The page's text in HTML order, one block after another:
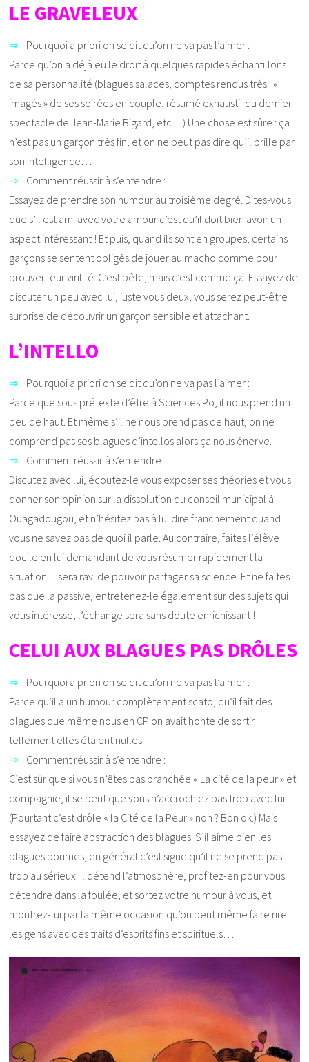
LE GRAVELEUX
⇒ Pourquoi a priori on se dit qu’on ne va pas l’aimer :
Parce qu’on a déjà eu le droit à quelques rapides échantillons
de sa personnalité (blagues salaces, comptes rendus très.. «
imagés » de ses soirées en couple, résumé exhaustif du dernier
spectacle de Jean-Marie Bigard, etc…) Une chose est sûre : ça
n’est pas un garçon très fin, et on ne peut pas dire qu’il brille par
son intelligence…
⇒
Comment réussir à s’entendre :
Essayez de prendre son humour au troisième degré. Dites-vous
que s’il est ami avec votre amour c’est qu’il doit bien avoir un
aspect intéressant ! Et puis, quand ils sont en groupes, certains
garçons se sentent obligés de jouer au macho comme pour
prouver leur virilité. C’est bête, mais c’est comme ça. Essayez de
discuter un peu avec lui, juste vous deux, vous serez peut-être
surprise de découvrir un garçon sensible et attachant.
L’INTELLO
⇒
Pourquoi a priori on se dit qu’on ne va pas l’aimer :
Parce que sous prétexte d’être à Sciences Po, il nous prend un
peu de haut. Et même s’il ne nous prend pas de haut, on ne
comprend pas ses blagues d’intellos alors ça nous énerve.
⇒
Comment réussir à s’entendre :
Discutez avec lui, écoutez-le vous exposer ses théories et vous
donner son opinion sur la dissolution du conseil municipal à
Ouagadougou, et n’hésitez pas à lui dire franchement quand
vous ne savez pas de quoi il parle. Au contraire, faites l’élève
docile en lui demandant de vous résumer rapidement la
situation. Il sera ravi de pouvoir partager sa science. Et ne faites
pas que la passive, entretenez-le également sur des sujets qui
vous intéresse, l’échange sera sans doute enrichissant !
CELUI AUX BLAGUES PAS DRÔLES
⇒
Pourquoi a priori on se dit qu’on ne va pas l’aimer :
Parce qu’il a un humour complètement scato, qu’il fait des
blagues que même nous en CP on avait honte de sortir
tellement elles étaient nulles.
⇒
Comment réussir à s’entendre :
C’est sûr que si vous n’êtes pas branchée « La cité de la peur » et
compagnie, il se peut que vous n’accrochiez pas trop avec lui.
(Pourtant c’est drôle « la Cité de la Peur » non ? Bon ok.) Mais
essayez de faire abstraction des blagues. S’il aime bien les
blagues pourries, en général c’est signe qu’il ne se prend pas
trop au sérieux. Il détend l’atmosphère, profitez-en pour vous
détendre dans la foulée, et sortez votre humour à vous, et
montrez-lui par la même occasion qu’on peut même faire rire
les gens avec des traits d’esprits fins et spirituels…